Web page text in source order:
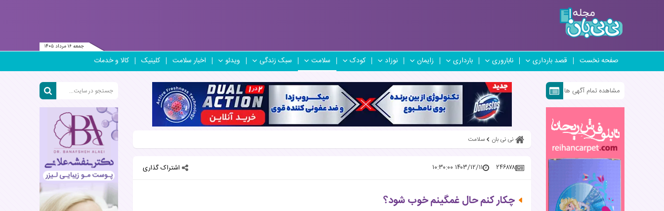
جمعه ۱۶ مرداد ۱۴۰۵
صفحه نخست قصد بارداری ناباروری بارداری زایمان نوزاد کودک سلامت سبک زندگی ویدئو اخبار سلامت کلینیک کالا و خدمات
مشاهده تمام آگهی ها
نی نی بان سلامت
۲۴۶۸۷۸ ۱۴۰۳/۱۲/۱۱ ۱۰:۳۰:۰۰ اشتراک گذاری
چکار کنم حال غمگینم خوب شود؟